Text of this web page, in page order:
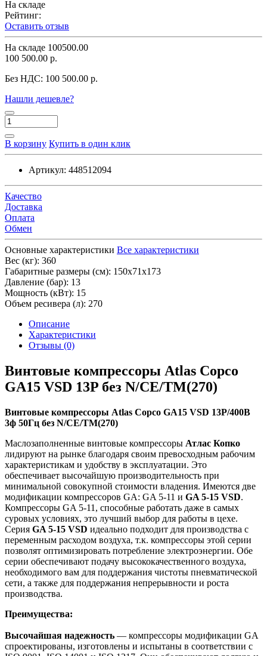
На складе
Рейтинг:
Оставить отзыв
На складе 100500.00
100 500.00 р.
Без НДС: 100 500.00 р.
Нашли дешевле?
В корзину Купить в один клик
Артикул: 448512094
Качество
Доставка
Оплата
Обмен
Основные характеристики Все характеристики
Вес (кг): 360
Габаритные размеры (см): 150х71х173
Давление (бар): 13
Мощность (кВт): 15
Объем ресивера (л): 270
Описание
Характеристики
Отзывы (0)
Винтовые компрессоры Atlas Copco
GA15 VSD 13P без N/СЕ/TM(270)
Винтовые компрессоры Atlas Copco GA15 VSD 13P/400В
3ф 50Гц без N/СЕ/TM(270)
Маслозаполненные винтовые компрессоры Атлас Копко
лидируют на рынке благодаря своим превосходным рабочим
характеристикам и удобству в эксплуатации. Это
обеспечивает высочайшую производительность при
минимальной совокупной стоимости владения. Имеются две
модификации компрессоров GA: GA 5-11 и GA 5-15 VSD.
Компрессоры GA 5-11, способные работать даже в самых
суровых условиях, это лучший выбор для работы в цехе.
Серия GA 5-15 VSD идеально подходит для производства с
переменным расходом воздуха, т.к. компрессоры этой серии
позволят оптимизировать потребление электроэнергии. Обе
серии обеспечивают подачу высококачественного воздуха,
необходимого вам для поддержания чистоты пневматической
сети, а также для поддержания непрерывности и роста
производства.
Преимущества:
Высочайшая надежность — компрессоры модификации GA
спроектированы, изготовлены и испытаны в соответствии с